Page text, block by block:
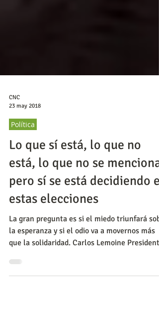
CNC
23 may 2018
Política
Lo que sí está, lo que no
está, lo que no se menciona
pero sí se está decidiendo en
estas elecciones
La gran pregunta es si el miedo triunfará